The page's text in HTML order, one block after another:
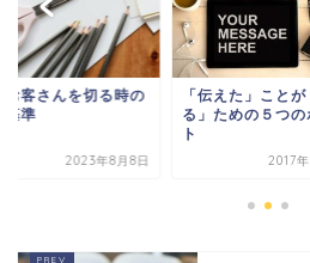
お客さんを切る時の
基準
2023年8月8日
「伝えた」こと
る」ための５つの
ト
2017